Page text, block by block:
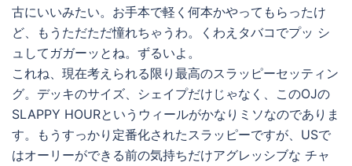
古にいいみたい。お手本で軽く何本かやってもらったけ
ど、もうただただ憧れちゃうわ。くわえタバコでプッ シ
ュしてガガーッとね。ずるいよ。
これね、現在考えられる限り最高のスラッピーセッティン
グ。デッキのサイズ、シェイプだけじゃなく、このOJの
SLAPPY HOURというウィールがかなりミソなのでありま
す。もうすっかり定番化されたスラッピーですが、USで
はオーリーができる前の気持ちだけアグレッシブな チャ